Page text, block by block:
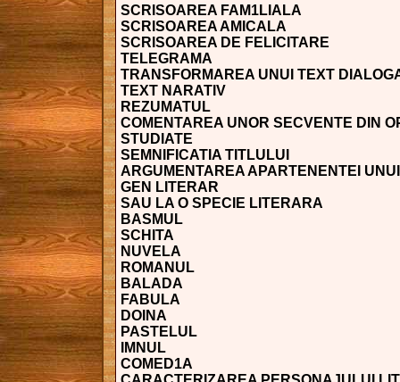
SCRISOAREA FAM1LIALA
SCRISOAREA AMICALA
SCRISOAREA DE FELICITARE
TELEGRAMA
TRANSFORMAREA UNUI TEXT
TEXT NARATIV
REZUMATUL
COMENTAREA UNOR SECVENTE DIN
STUDIATE
SEMNIFICATIA TITLULUI
ARGUMENTAREA APARTENENTEI
GEN LITERAR
SAU LA O SPECIE LITERARA
BASMUL
SCHITA
NUVELA
ROMANUL
BALADA
FABULA
DOINA
PASTELUL
IMNUL
COMED1A